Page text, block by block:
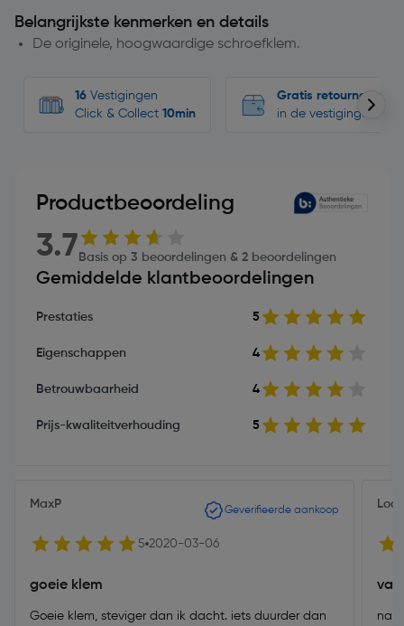
Belangrijkste kenmerken en details
De originele, hoogwaardige schroefklem.
16 Vestigingen
Click & Collect 10min
Gratis retourneren
in de vestigingen
Productbeoordeling
3.7 Basis op 3 beoordelingen & 2 beoordelingen
Gemiddelde klantbeoordelingen
Prestaties 5
Eigenschappen 4
Betrouwbaarheid 4
Prijs-kwaliteitverhouding 5
MaxP Geverifieerde aankoop
5 2020-03-06
goeie klem
Goeie klem, steviger dan ik dacht. iets duurder dan
valt
na